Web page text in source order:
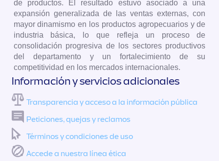
de productos. El resultado estuvo asociado a una
expansión generalizada de las ventas externas, con
mayor dinamismo en los productos agropecuarios y de
industria básica, lo que refleja un proceso de
consolidación progresiva de los sectores productivos
del departamento y un fortalecimiento de su
competitividad en los mercados internacionales.
Información y servicios adicionales
Transparencia y acceso a la información pública
Peticiones, quejas y reclamos
Términos y condiciones de uso
Accede a nuestra línea ética